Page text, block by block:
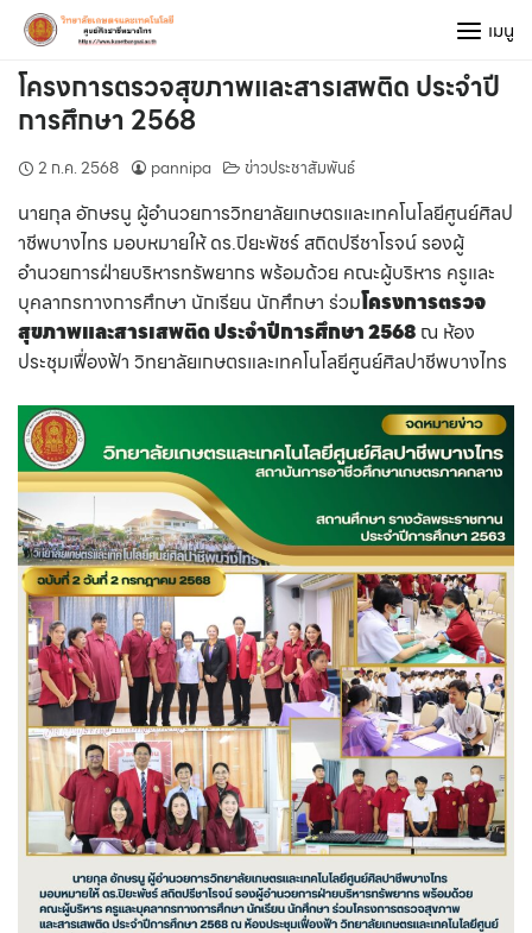
Skip
content
เมนู
โครงการตรวจสุขภาพและสารเสพติด ประจำปี
การศึกษา 2568
2 ก.ค. 2568 pannipa ข่าวประชาสัมพันธ์
นายกุล อักษรนู ผู้อำนวยการวิทยาลัยเกษตรและเทคโนโลยีศูนย์ศิลป
าชีพบางไทร มอบหมายให้ ดร.ปิยะพัชร์ สถิตปรีชาโรจน์ รองผู้
อำนวยการฝ่ายบริหารทรัพยากร พร้อมด้วย คณะผู้บริหาร ครูและ
บุคลากรทางการศึกษา นักเรียน นักศึกษา ร่วมโครงการตรวจ
สุขภาพและสารเสพติด ประจำปีการศึกษา 2568 ณ ห้อง
ประชุมเฟื่องฟ้า วิทยาลัยเกษตรและเทคโนโลยีศูนย์ศิลปาชีพบางไทร